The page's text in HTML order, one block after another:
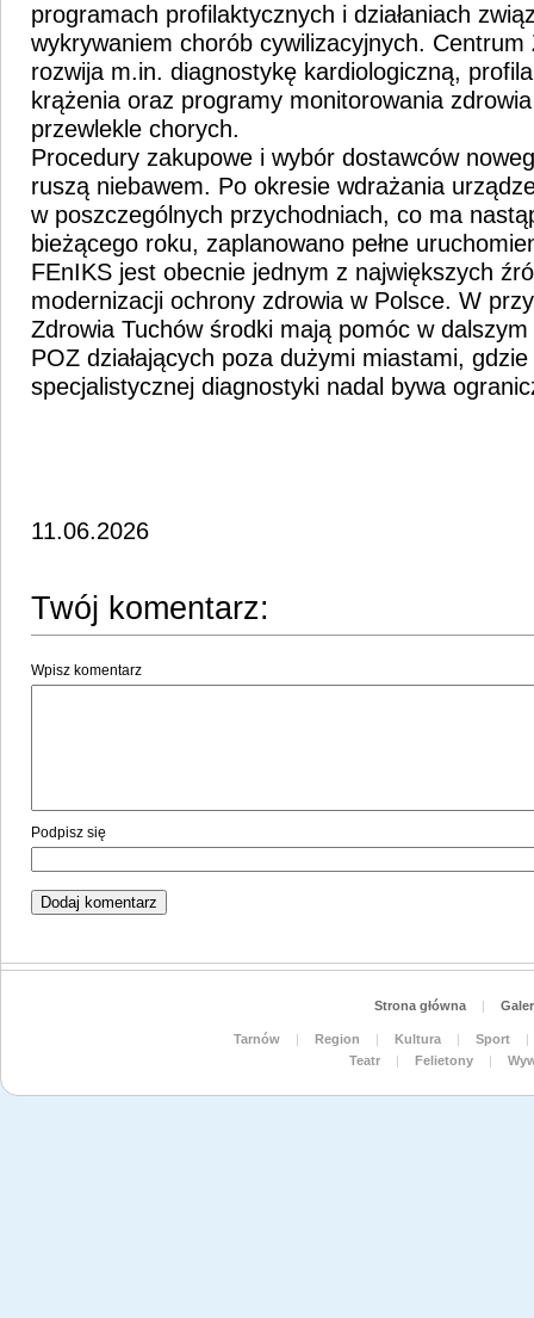
programach profilaktycznych i działaniach
wykrywaniem chorób cywilizacyjnych. Centrum
rozwija m.in. diagnostykę kardiologiczną,
krążenia oraz programy monitorowania
przewlekle chorych.
Procedury zakupowe i wybór dostawców
ruszą niebawem. Po okresie wdrażania
w poszczególnych przychodniach, co ma
bieżącego roku, zaplanowano pełne
FEnIKS jest obecnie jednym z największych
modernizacji ochrony zdrowia w Polsce. W
Zdrowia Tuchów środki mają pomóc w
POZ działających poza dużymi miastami,
specjalistycznej diagnostyki nadal bywa
11.06.2026
Twój komentarz:
Wpisz komentarz
Podpisz się
Strona główna |
Tarnów | Region | Kultura | Sport
|
Teatr
| Felietony |